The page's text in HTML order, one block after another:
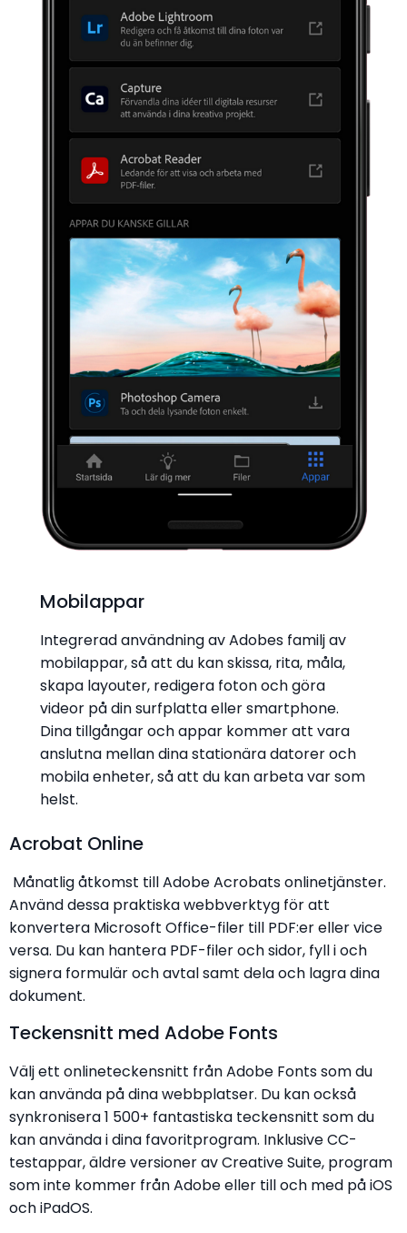
Mobilappar
Integrerad användning av Adobes familj av
mobilappar, så att du kan skissa, rita, måla,
skapa layouter, redigera foton och göra
videor på din surfplatta eller smartphone.
Dina tillgångar och appar kommer att vara
anslutna mellan dina stationära datorer och
mobila enheter, så att du kan arbeta var som
helst.
Acrobat Online
Månatlig åtkomst till Adobe Acrobats onlinetjänster.
Använd dessa praktiska webbverktyg för att
konvertera Microsoft Office-filer till PDF:er eller vice
versa. Du kan hantera PDF-filer och sidor, fyll i och
signera formulär och avtal samt dela och lagra dina
dokument.
Teckensnitt med Adobe Fonts
Välj ett onlineteckensnitt från Adobe Fonts som du
kan använda på dina webbplatser. Du kan också
synkronisera 1 500+ fantastiska teckensnitt som du
kan använda i dina favoritprogram. Inklusive CC-
testappar, äldre versioner av Creative Suite, program
som inte kommer från Adobe eller till och med på iOS
och iPadOS.